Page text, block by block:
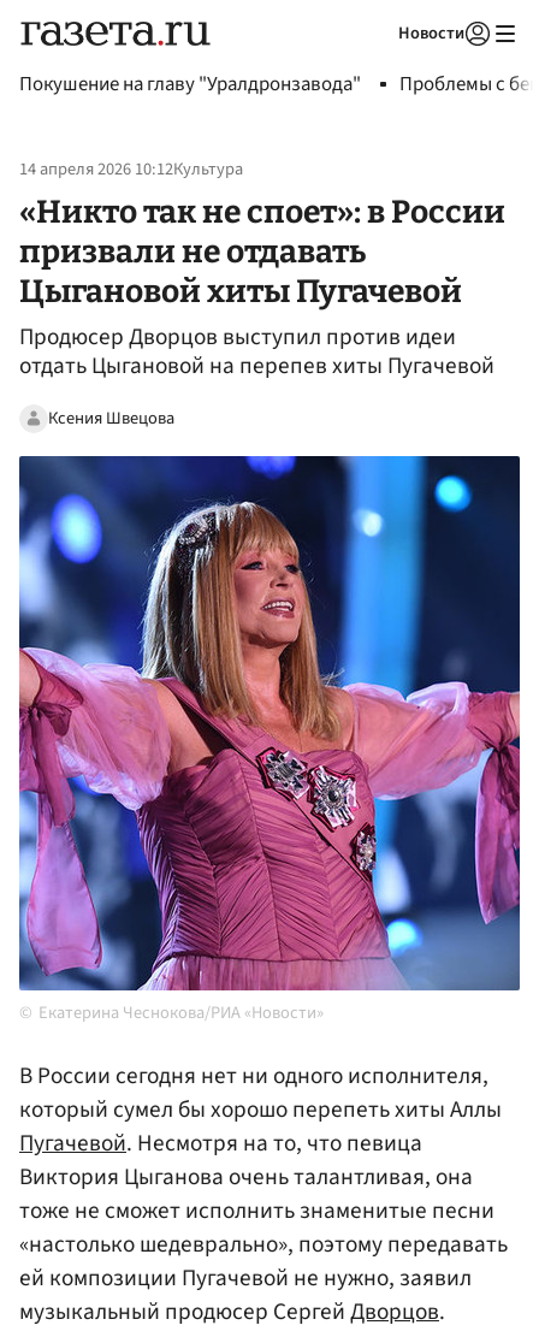
Новости
Покушение на главу "Уралдронзавода" Проблемы с
14 апреля 2026 10:12Культура
«Никто так не споет»: в России
призвали не отдавать
Цыгановой хиты Пугачевой
Продюсер Дворцов выступил против идеи
отдать Цыгановой на перепев хиты Пугачевой
Ксения Швецова
Екатерина Чеснокова/РИА «Новости»
В России сегодня нет ни одного исполнителя,
который сумел бы хорошо перепеть хиты Аллы
Пугачевой. Несмотря на то, что певица
Виктория Цыганова очень талантливая, она
тоже не сможет исполнить знаменитые песни
«настолько шедеврально», поэтому передавать
ей композиции Пугачевой не нужно, заявил
музыкальный продюсер СергейДворцов.